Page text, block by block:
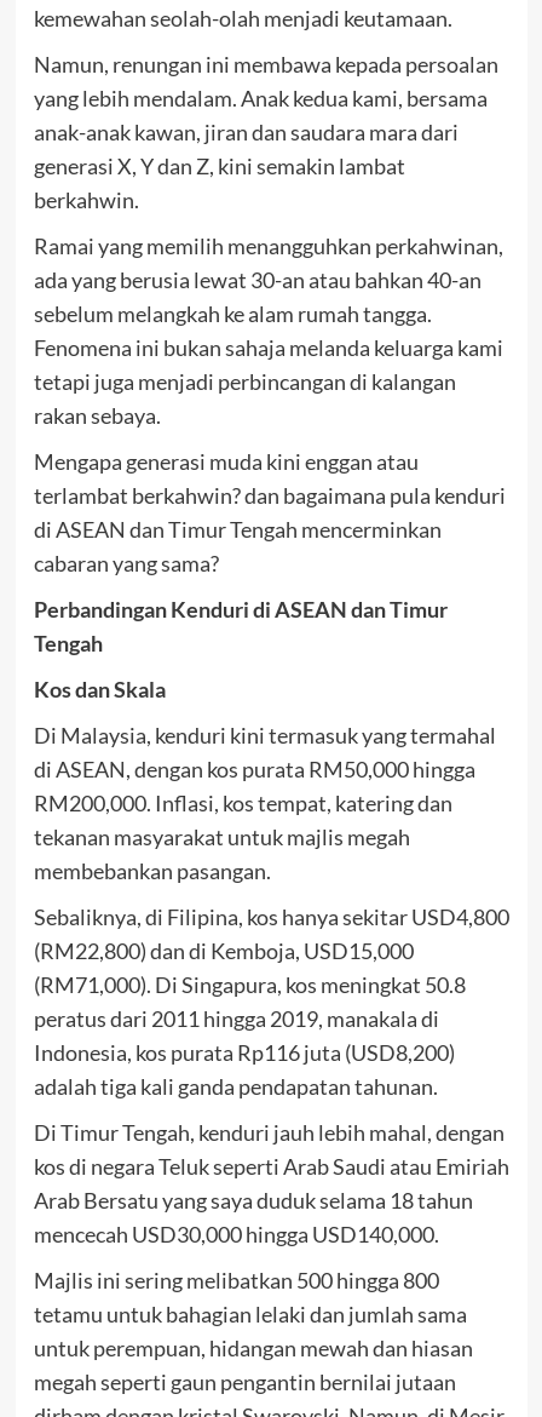
kemewahan seolah-olah menjadi keutamaan.
Namun, renungan ini membawa kepada persoalan
yang lebih mendalam. Anak kedua kami, bersama
anak-anak kawan, jiran dan saudara mara dari
generasi X, Y dan Z, kini semakin lambat
berkahwin.
Ramai yang memilih menangguhkan perkahwinan,
ada yang berusia lewat 30-an atau bahkan 40-an
sebelum melangkah ke alam rumah tangga.
Fenomena ini bukan sahaja melanda keluarga kami
tetapi juga menjadi perbincangan di kalangan
rakan sebaya.
Mengapa generasi muda kini enggan atau
terlambat berkahwin? dan bagaimana pula kenduri
di ASEAN dan Timur Tengah mencerminkan
cabaran yang sama?
Perbandingan Kenduri di ASEAN dan Timur
Tengah
Kos dan Skala
Di Malaysia, kenduri kini termasuk yang termahal
di ASEAN, dengan kos purata RM50,000 hingga
RM200,000. Inflasi, kos tempat, katering dan
tekanan masyarakat untuk majlis megah
membebankan pasangan.
Sebaliknya, di Filipina, kos hanya sekitar USD4,800
(RM22,800) dan di Kemboja, USD15,000
(RM71,000). Di Singapura, kos meningkat 50.8
peratus dari 2011 hingga 2019, manakala di
Indonesia, kos purata Rp116 juta (USD8,200)
adalah tiga kali ganda pendapatan tahunan.
Di Timur Tengah, kenduri jauh lebih mahal, dengan
kos di negara Teluk seperti Arab Saudi atau Emiriah
Arab Bersatu yang saya duduk selama 18 tahun
mencecah USD30,000 hingga USD140,000.
Majlis ini sering melibatkan 500 hingga 800
tetamu untuk bahagian lelaki dan jumlah sama
untuk perempuan, hidangan mewah dan hiasan
megah seperti gaun pengantin bernilai jutaan